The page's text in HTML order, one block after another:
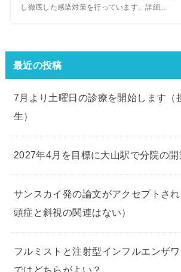
し徹底した感染対策を行っています。詳細...
最近の投稿
7月より土曜日の診療を開始します（
生）
2027年4月を目標に大山駅で分院の開
サンスカイ発の論文がアクセプトさ
頭症と斜視の関連はない）
フルミストと注射型インフルエンザ
ではどちらがよい？